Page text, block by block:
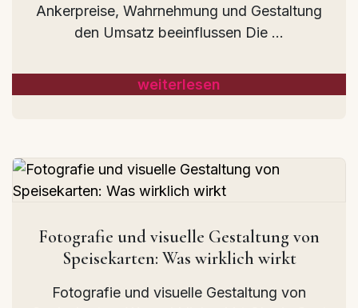
Ankerpreise, Wahrnehmung und Gestaltung
den Umsatz beeinflussen Die ...
weiterlesen
Fotografie und visuelle Gestaltung von
Speisekarten: Was wirklich wirkt
Fotografie und visuelle Gestaltung von